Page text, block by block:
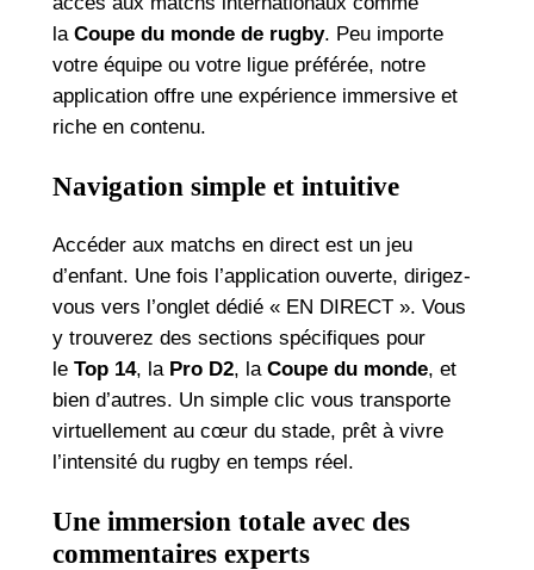
la Coupe du monde de rugby. Peu importe
votre équipe ou votre ligue préférée, notre
application offre une expérience immersive et
riche en contenu.
Navigation simple et intuitive
Accéder aux matchs en direct est un jeu
d’enfant. Une fois l’application ouverte, dirigez-
vous vers l’onglet dédié « EN DIRECT ». Vous
y trouverez des sections spécifiques pour
le Top 14, la Pro D2, la Coupe du monde, et
bien d’autres. Un simple clic vous transporte
virtuellement au cœur du stade, prêt à vivre
l’intensité du rugby en temps réel.
Une immersion totale avec des
commentaires experts